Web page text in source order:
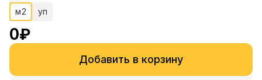
м2 уп
0₽
Добавить в корзину